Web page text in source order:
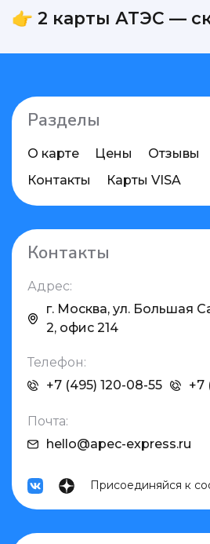
👉 2 карты АТЭС —
Разделы
О карте Цены Отзывы
Контакты
Карты VISA
Контакты
Адрес:
г. Москва, ул. Большая
2, офис 214
Телефон:
+7 (495) 120-08-55
+7
Почта:
hello@apec-express.ru
Присоединяйся к